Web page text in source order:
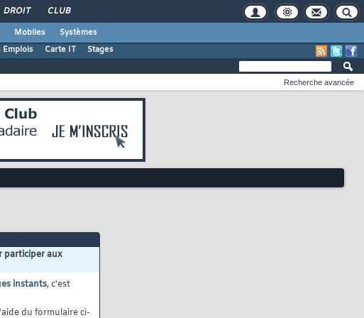
DROIT CLUB
Mobiles
Systèmes
Emplois Carte IT Stages
Recherche avancée
participer aux
instants, c'est
du formulaire ci-